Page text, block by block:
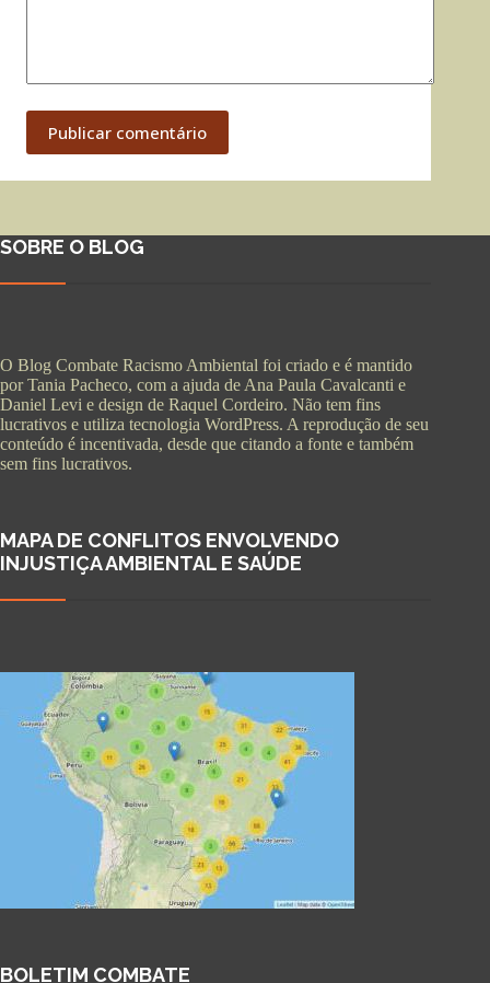
Publicar comentário
SOBRE O BLOG
O Blog Combate Racismo Ambiental foi criado e é mantido
por Tania Pacheco, com a ajuda de Ana Paula Cavalcanti e
Daniel Levi e design de Raquel Cordeiro. Não tem fins
lucrativos e utiliza tecnologia WordPress. A reprodução de seu
conteúdo é incentivada, desde que citando a fonte e também
sem fins lucrativos.
MAPA DE CONFLITOS ENVOLVENDO
INJUSTIÇA AMBIENTAL E SAÚDE
BOLETIM COMBATE